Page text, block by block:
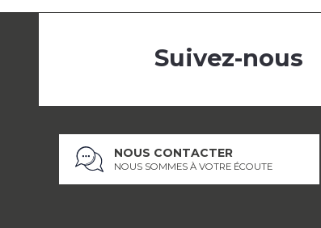
Suivez-nous
NOUS CONTACTER
NOUS SOMMES À VOTRE ÉCOUTE